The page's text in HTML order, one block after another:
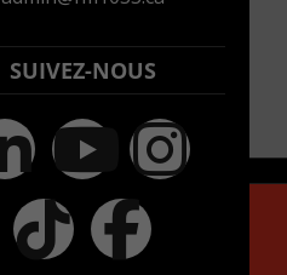
SUIVEZ-NOUS